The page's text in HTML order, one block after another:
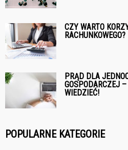
CZY WARTO
RACHUNKOWEGO?
PRĄD DLA
GOSPODARCZEJ
WIEDZIEĆ!
POPULARNE KATEGORIE